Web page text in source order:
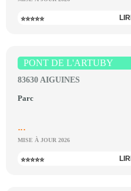
⭐⭐⭐⭐⭐
PONT DE L'ARTUBY
83630 AIGUINES
Parc
...
MISE À JOUR 2026
⭐⭐⭐⭐⭐